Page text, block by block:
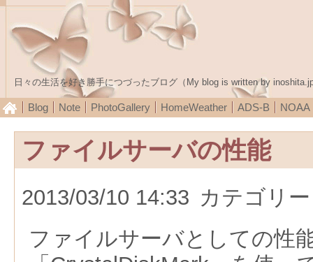
日々の生活を好き勝手につづったブログ（My blog is written by
Blog Note PhotoGallery HomeWeather ADS-B NOAA
ファイルサーバの性能
2013/03/10 14:33 カテゴリ
ファイルサーバとしての性